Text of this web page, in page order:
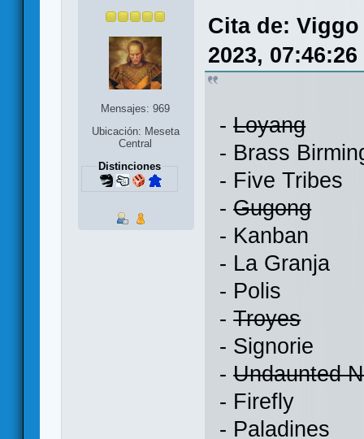
Mensajes: 969
Ubicación: Meseta
Central
Distinciones
Cita de:
2023, 07:46:26
-Loyang
- Brass
- Five Tribes
-Gugong
- Kanban
- La Granja
- Polis
-Troyes
- Signorie
-Undaunted
- Firefly
- Paladines